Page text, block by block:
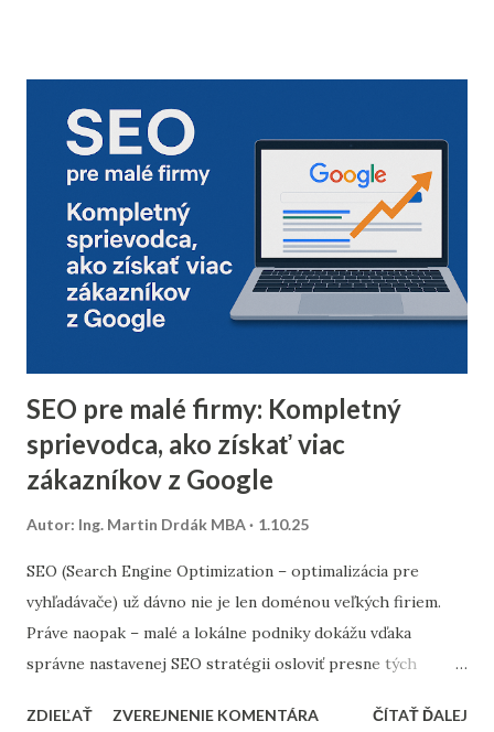
Odfiltrovanie neaktívnych používateľov, starých alebo
neoverených e-mailov vám pomôže zvýšiť mieru
doručiteľnosti a znížiť riziko, že vaše e-maily skončia v
spam priečinku. Zamerajte sa najmä na tých príjemcov, ktorí
dlhodobo neotvárali e-maily – zvážte, či má zmysel ich
osloviť špeciálnou reaktivačnou kampaňou, alebo ich radšej
úplne odstrániť z databázy. 2. Segmentácia kontaktov podľa
minuloročnej v...
SEO pre malé firmy: Kompletný
sprievodca, ako získať viac
zákazníkov z Google
Autor: Ing. Martin Drdák MBA 1.10.25
SEO (Search Engine Optimization – optimalizácia pre
vyhľadávače) už dávno nie je len doménou veľkých firiem.
Práve naopak – malé a lokálne podniky dokážu vďaka
správne nastavenej SEO stratégii osloviť presne tých
ako nastaviť SEO tak, aby fungovalo aj pri menšom
ZDIEĽAŤ ZVEREJNENIE KOMENTÁRA ČÍTAŤ ĎALEJ